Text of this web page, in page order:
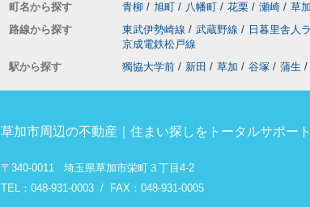
町名から探す
青柳 / 旭町 / 八幡町 / 花栗 / 瀬崎 / 草加
路線から探す
東武伊勢崎線 / 武蔵野線 / 日暮里舎人
京成電鉄松戸線
駅から探す
獨協大学前 / 新田 / 草加 / 谷塚 / 蒲生 /
草加市周辺の不動産｜住まい探しをトータルサポー
〒340-0011 埼玉県草加市栄町３丁目4-2
TEL：048-931-0003 / FAX：048-931-0005